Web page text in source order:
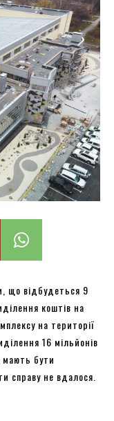
що відбудеться 9
коштів на
на території
16 мільйонів
мають бути
справу не вдалося.